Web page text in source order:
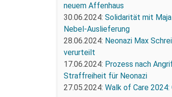
neuem Affenhaus
30.06.2024: Solidarität mit
Nebel-Auslieferung
28.06.2024: Neonazi Max
verurteilt
17.06.2024: Prozess nach
Straffreiheit für Neonazi
27.05.2024: Walk of Care